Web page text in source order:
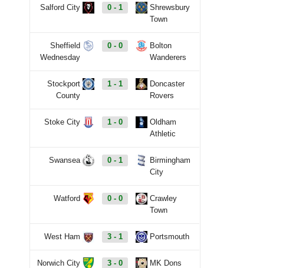
Salford City 0 - 1
Shrewsbury
Town
Sheffield
Wednesday
0 - 0
Bolton
Wanderers
Stockport
County
1 - 1
Doncaster
Rovers
Stoke City 1 - 0
Oldham
Athletic
Swansea 0 - 1
Birmingham
City
Watford 0 - 0
Crawley
Town
West Ham 3 - 1 Portsmouth
Norwich City 3 - 0 MK Dons